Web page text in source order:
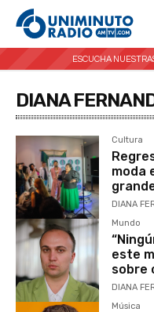
ESCUCHA
DIANA
Cultura
moda
DIANA
Mundo
este
sobre
DIANA
Música